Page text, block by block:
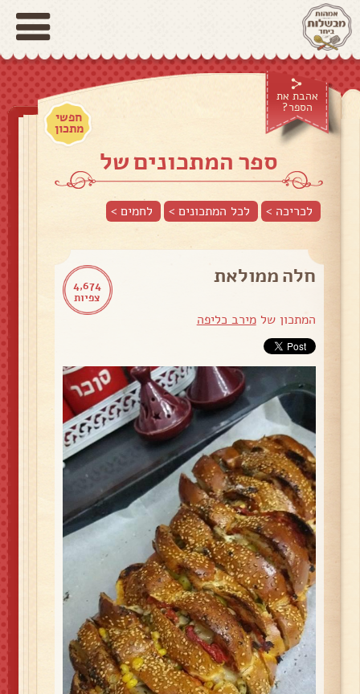
אהבת את
הספר?
חפשי
מתכון
ספר המתכונים של
לכריכה > לכל המתכונים > לחמים>
4,674
צפיות
חלה ממולאת
המתכון שלמירב כליפה